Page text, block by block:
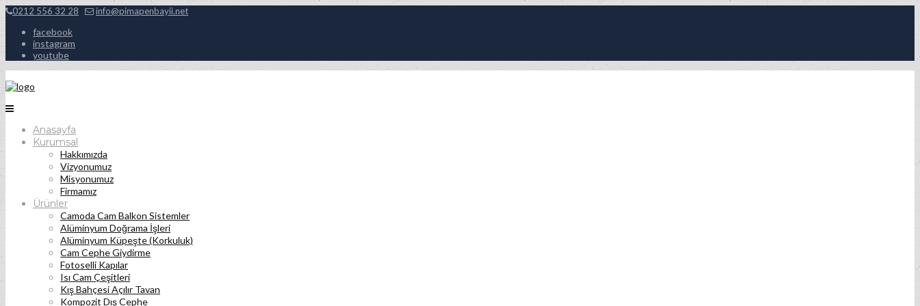
0212 556 32 28 info@pimapenbayii.net
facebook
instagram
youtube
Anasayfa
Kurumsal
Hakkımızda
Vizyonumuz
Misyonumuz
Firmamız
Ürünler
Camoda Cam Balkon Sistemler
Alüminyum Doğrama İşleri
Alüminyum Küpeşte (Korkuluk)
Cam Cephe Giydirme
Fotoselli Kapılar
Isı Cam Çeşitleri
Kış Bahçesi Açılır Tavan
Kompozit Dış Cephe